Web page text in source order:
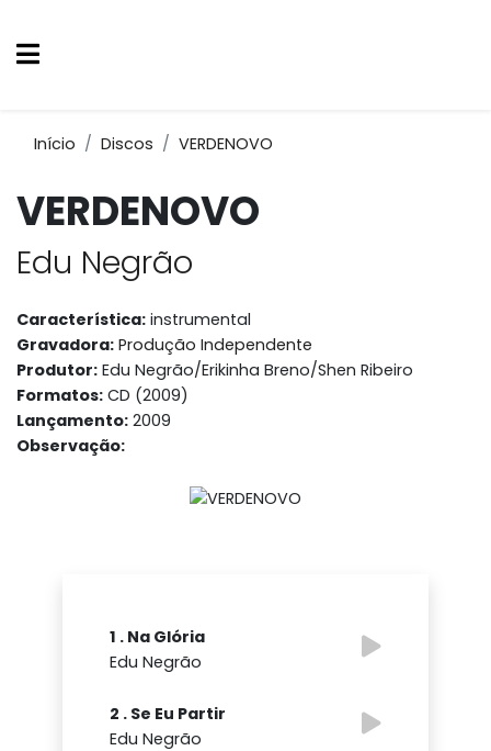
Início Discos VERDENOVO
VERDENOVO
Edu Negrão
Característica: instrumental
Gravadora: Produção Independente
Produtor: Edu Negrão/Erikinha Breno/Shen Ribeiro
Formatos: CD (2009)
Lançamento: 2009
Observação:
1 . Na Glória
Edu Negrão
2 . Se Eu Partir
Edu Negrão